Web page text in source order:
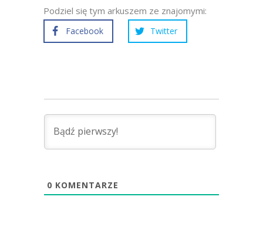
Podziel się tym arkuszem ze znajomymi:
Facebook Twitter
0 KOMENTARZE